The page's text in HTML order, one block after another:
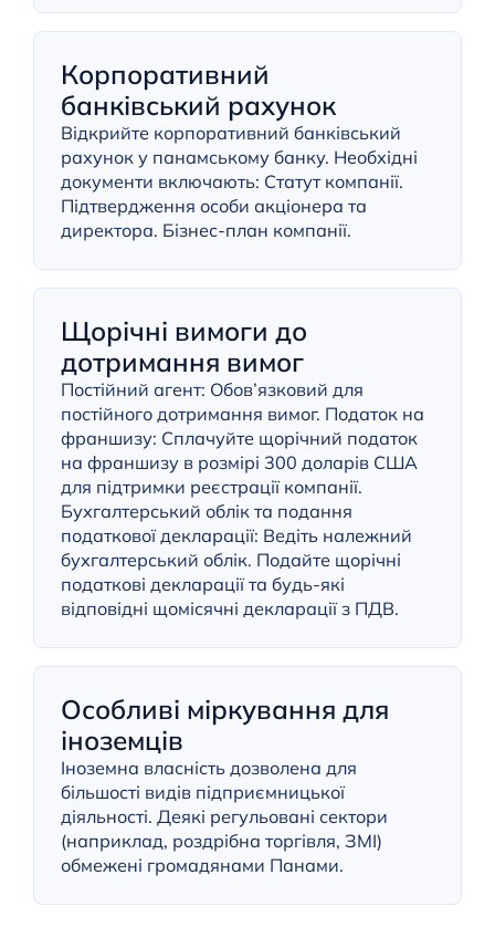
Корпоративний
банківський рахунок
Відкрийте корпоративний банківський
рахунок у панамському банку. Необхідні
документи включають: Статут компанії.
Підтвердження особи акціонера та
директора. Бізнес-план компанії.
Щорічні вимоги до
дотримання вимог
Постійний агент: Обов’язковий для
постійного дотримання вимог. Податок на
франшизу: Сплачуйте щорічний податок
на франшизу в розмірі 300 доларів США
для підтримки реєстрації компанії.
Бухгалтерський облік та подання
податкової декларації: Ведіть належний
бухгалтерський облік. Подайте щорічні
податкові декларації та будь-які
відповідні щомісячні декларації з ПДВ.
Особливі міркування для
іноземців
Іноземна власність дозволена для
більшості видів підприємницької
діяльності. Деякі регульовані сектори
(наприклад, роздрібна торгівля, ЗМІ)
обмежені громадянами Панами.